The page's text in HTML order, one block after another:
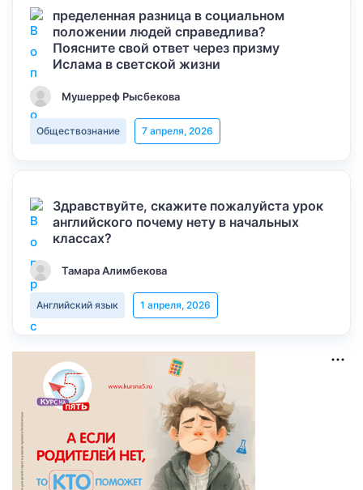
пределенная разница в социальном
положении людей справедлива?
Поясните свой ответ через призму
Ислама в светской жизни
Мушерреф Рысбекова
Обществознание 7 апреля, 2026
Здравствуйте, скажите пожалуйста урок
английского почему нету в начальных
классах?
Тамара Алимбекова
Английский язык 1 апреля, 2026